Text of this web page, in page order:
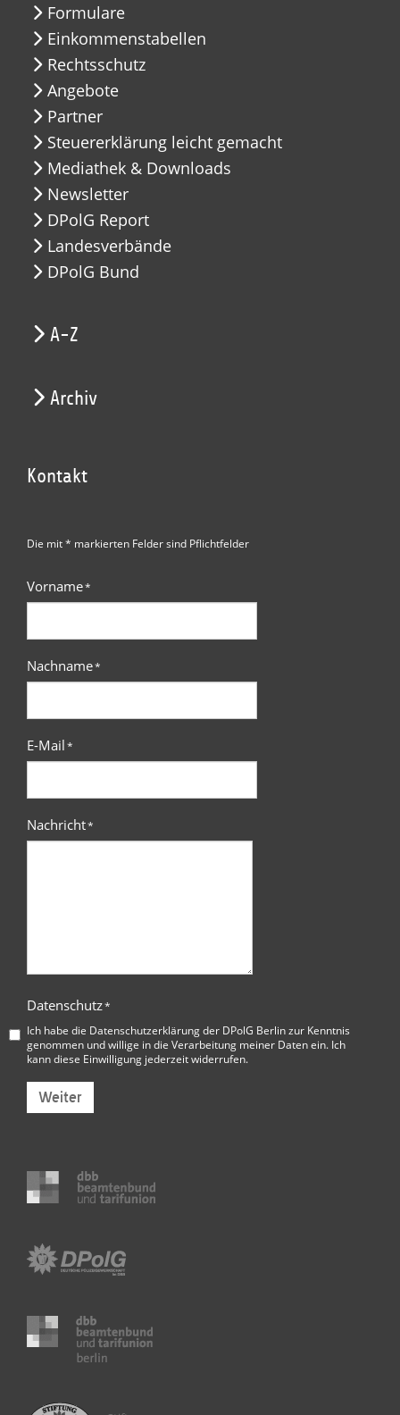
Formulare
Einkommenstabellen
Rechtsschutz
Angebote
Partner
Steuererklärung leicht gemacht
Mediathek & Downloads
Newsletter
DPolG Report
Landesverbände
DPolG Bund
A-Z
Archiv
Kontakt
Die mit * markierten Felder sind Pflichtfelder
Vorname*
Nachname*
E-Mail*
Nachricht*
Datenschutz*
Ich habe die Datenschutzerklärung der DPolG Berlinzur Kenntnis
genommen und willige in die Verarbeitung meiner Daten ein. Ich
kann diese Einwilligung jederzeit widerrufen.
Weiter